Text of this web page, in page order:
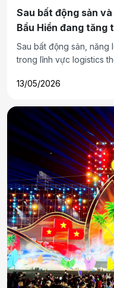
Sau bất động sản
Bầu Hiển đang
Sau bất động sản, năng
trong lĩnh vực logistics
hàng không. Đằng sau
hạ tầng logistics của Việt
13/05/2026